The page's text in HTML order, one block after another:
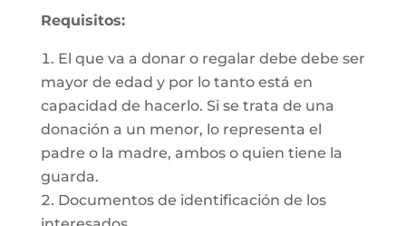
Requisitos:
El que va a donar o regalar debe debe ser
mayor de edad y por lo tanto está en
capacidad de hacerlo. Si se trata de una
donación a un menor, lo representa el
padre o la madre, ambos o quien tiene la
guarda.
Documentos de identificación de los